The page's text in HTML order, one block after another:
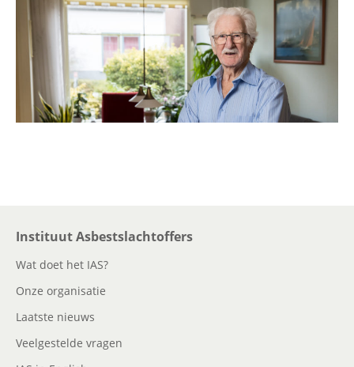
Instituut Asbestslachtoffers
Wat doet het IAS?
Onze organisatie
Laatste nieuws
Veelgestelde vragen